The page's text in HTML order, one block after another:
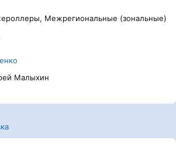
Межрегиональные (зональные)
Малыхин